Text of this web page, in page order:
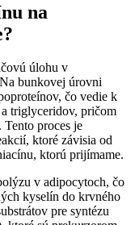
na
úlohu v
bunkovej úrovni
čo vedie k
triglyceridov, pričom
proces je
ktoré závisia od
ktorú prijímame.
v adipocytoch, čo
kyselín do krvného
pre syntézu